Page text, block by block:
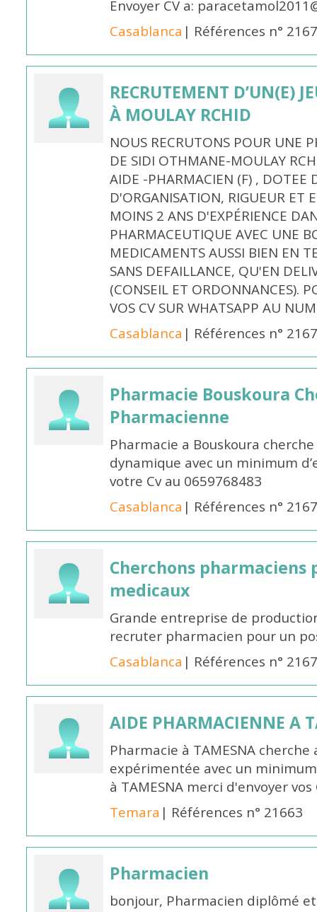
Envoyer CV a:
Casablanca | Références n°
RECRUTEMENT D’UN(E)
À MOULAY RCHID
NOUS RECRUTONS POUR UNE
DE SIDI OTHMANE-MOULAY
AIDE -PHARMACIEN (F) , DOTEE
D'ORGANISATION, RIGUEUR ET
MOINS 2 ANS D'EXPÉRIENCE
PHARMACEUTIQUE AVEC UNE
MEDICAMENTS AUSSI BIEN EN
SANS DEFAILLANCE, QU'EN
(CONSEIL ET ORDONNANCES).
VOS CV SUR WHATSAPP AU
Casablanca | Références n°
Pharmacie Bouskoura
Pharmacienne
Pharmacie a Bouskoura
dynamique avec un minimum
votre Cv au 0659768483
Casablanca | Références n°
Cherchons
medicaux
Grande entreprise de
recruter pharmacien pour un
Casablanca | Références n°
AIDE PHARMACIENNE A
Pharmacie à TAMESNA
expérimentée avec un
à TAMESNA merci d'envoyer
Temara | Références n° 21663
Pharmacien
bonjour, Pharmacien diplômé